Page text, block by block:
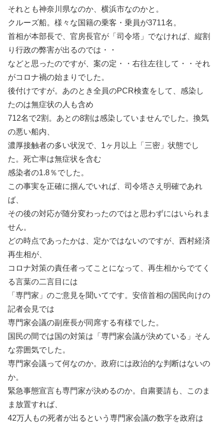
それとも神奈川県なのか、横浜市なのかと。
クルーズ船。様々な国籍の乗客・乗員が3711名。
首相が本部長で、官房長官が「司令塔」でなければ、縦割
り行政の弊害が出るのでは・・
などと思ったのですが、案の定・・右往左往して・・それ
がコロナ禍の始まりでした。
後付けですが。あのとき全員のPCR検査をして、感染し
たのは無症状の人も含め
712名で2割。あとの8割は感染していませんでした。換気
の悪い船内、
濃厚接触者の多い状況で、1ヶ月以上「三密」状態でし
た。死亡率は無症状を含む
感染者の1.8％でした。
この事実を正確に掴んでいれば、司令塔さえ明確であれ
ば、
その後の対応が随分変わったのではと思わずにはいられま
せん。
どの時点であったかは、定かではないのですが、西村経済
再生相が、
コロナ対策の責任者ってことになって、再生相からでてく
る言葉の二言目には
「専門家」のご意見を聞いてです。安倍首相の国民向けの
記者会見では
専門家会議の副座長が同席する有様でした。
国民の間では国の対策は「専門家会議が決めている」そん
な雰囲気でした。
専門家会議って何なのか。政府には政治的な判断はないの
か。
緊急事態宣言も専門家が決めるのか。自粛要請も、このま
ま放置すれば、
42万人もの死者が出るという専門家会議の数字を政府は